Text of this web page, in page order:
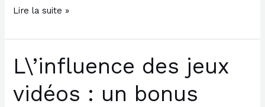
Lire la suite »
L\’influence des jeux
vidéos : un bonus
L\’influence
des
jeux